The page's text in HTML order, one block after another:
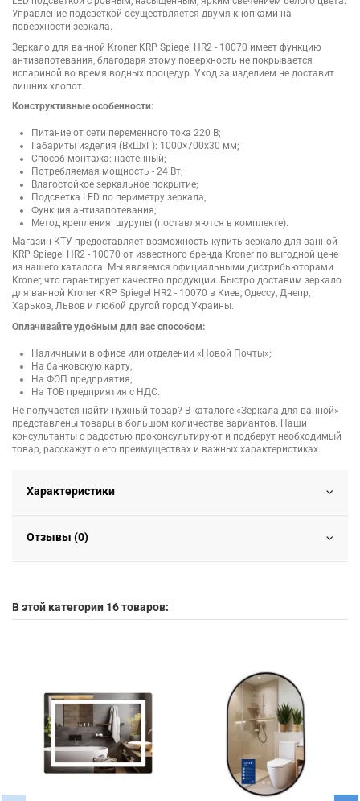
Управление подсветкой осуществляется двумя кнопками на
поверхности зеркала.
Зеркало для ванной Kroner KRP Spiegel HR2 - 10070 имеет функцию
антизапотевания, благодаря этому поверхность не покрывается
испариной во время водных процедур. Уход за изделием не доставит
лишних хлопот.
Конструктивные особенности:
Питание от сети переменного тока 220 В;
Габариты изделия (ВхШхГ): 1000×700х30 мм;
Способ монтажа: настенный;
Потребляемая мощность - 24 Вт;
Влагостойкое зеркальное покрытие;
Подсветка LED по периметру зеркала;
Функция антизапотевания;
Метод крепления: шурупы (поставляются в комплекте).
Магазин КТУ предоставляет возможность купить зеркало для ванной
KRP Spiegel HR2 - 10070 от известного бренда Kroner по выгодной цене
из нашего каталога. Мы являемся официальными дистрибьюторами
Kroner, что гарантирует качество продукции. Быстро доставим зеркало
для ванной Kroner KRP Spiegel HR2 - 10070 в Киев, Одессу, Днепр,
Харьков, Львов и любой другой город Украины.
Оплачивайте удобным для вас способом:
Наличными в офисе или отделении «Новой Почты»;
На банковскую карту;
На ФОП предприятия;
На ТОВ предприятия с НДС.
Не получается найти нужный товар? В каталоге «Зеркала для ванной»
представлены товары в большом количестве вариантов. Наши
консультанты с радостью проконсультируют и подберут необходимый
товар, расскажут о его преимуществах и важных характеристиках.
Характеристики
Отзывы (0)
В этой категории 16 товаров: